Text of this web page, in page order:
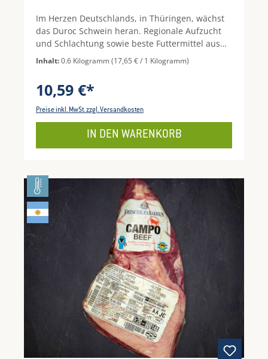
Im Herzen Deutschlands, in Thüringen, wächst
das Duroc Schwein heran. Regionale Aufzucht
und Schlachtung sowie beste Futtermittel aus
eigenem Anbau liefern ein Spitzenprodukt mit
vielen Vorteilen. Die hauseigenen Thüringer
direkt vom Grill. Durch den geringen Bratverlust
bleibt die Bratwurst schön zart und saftig - ein
Inhalt:0.6 Kilogramm(17,65 € / 1 Kilogramm)
10,59 €*
Preise inkl. MwSt. zzgl. Versandkosten
IN DEN WARENKORB